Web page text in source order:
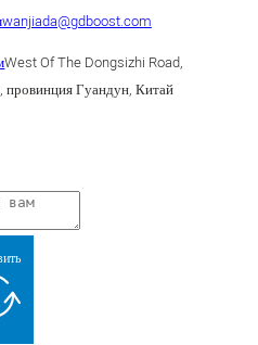
wanjiada@gdboost.com
West Of The Dongsizhi Road,
Гуандун, Китай